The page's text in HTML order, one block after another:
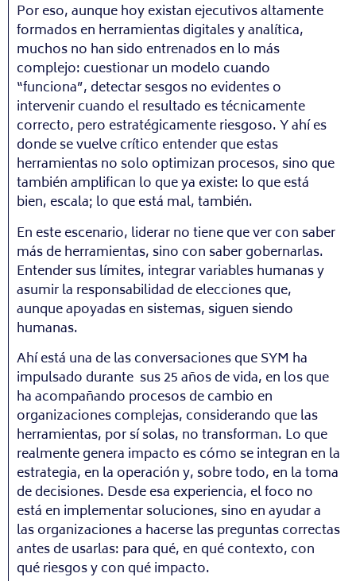
Por eso, aunque hoy existan ejecutivos altamente
formados en herramientas digitales y analítica,
muchos no han sido entrenados en lo más
complejo: cuestionar un modelo cuando
“funciona”, detectar sesgos no evidentes o
intervenir cuando el resultado es técnicamente
correcto, pero estratégicamente riesgoso. Y ahí es
donde se vuelve crítico entender que estas
herramientas no solo optimizan procesos, sino que
también amplifican lo que ya existe: lo que está
bien, escala; lo que está mal, también.
En este escenario, liderar no tiene que ver con saber
más de herramientas, sino con saber gobernarlas.
Entender sus límites, integrar variables humanas y
asumir la responsabilidad de elecciones que,
aunque apoyadas en sistemas, siguen siendo
humanas.
Ahí está una de las conversaciones que SYM ha
impulsado durante sus 25 años de vida, en los que
ha acompañando procesos de cambio en
organizaciones complejas, considerando que las
herramientas, por sí solas, no transforman. Lo que
realmente genera impacto es cómo se integran en la
estrategia, en la operación y, sobre todo, en la toma
de decisiones. Desde esa experiencia, el foco no
está en implementar soluciones, sino en ayudar a
las organizaciones a hacerse las preguntas correctas
antes de usarlas: para qué, en qué contexto, con
qué riesgos y con qué impacto.